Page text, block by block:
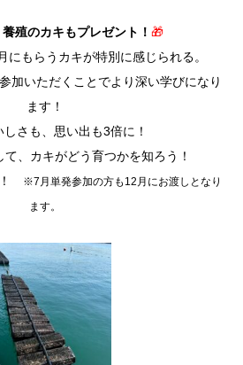
殖のカキもプレゼント！ 🎁
にもらうカキが特別に感じられる。
加いただくことでより深い学びになり
ます！
しさも、思い出も3倍に！
、カキがどう育つかを知ろう！
！
※7月単発参加の方も12月にお渡しとなり
ます。